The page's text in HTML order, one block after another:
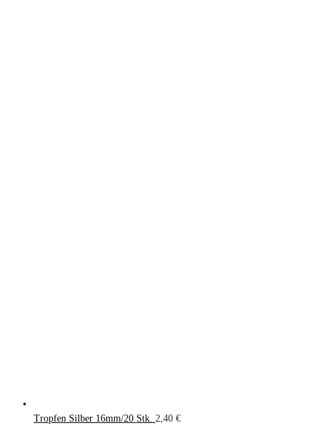
Tropfen Silber 16mm/20 Stk. 2,40 €